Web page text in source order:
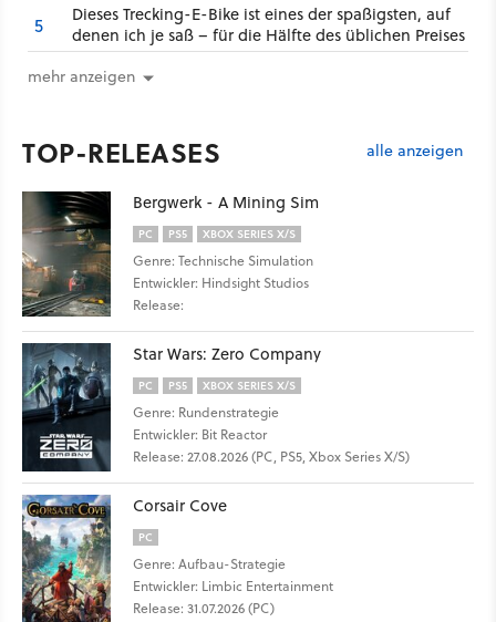
5
Dieses Trecking-E-Bike ist eines der spaßigsten, auf
denen ich je saß – für die Hälfte des üblichen Preises
mehr anzeigen
TOP-RELEASES alle anzeigen
Bergwerk - A Mining Sim
PC PS5 XBOX SERIES X/S
Genre: Technische Simulation
Entwickler: Hindsight Studios
Release:
Star Wars: Zero Company
PC PS5 XBOX SERIES X/S
Genre: Rundenstrategie
Entwickler: Bit Reactor
Release: 27.08.2026 (PC, PS5, Xbox Series X/S)
Corsair Cove
PC
Genre: Aufbau-Strategie
Entwickler: Limbic Entertainment
Release: 31.07.2026 (PC)